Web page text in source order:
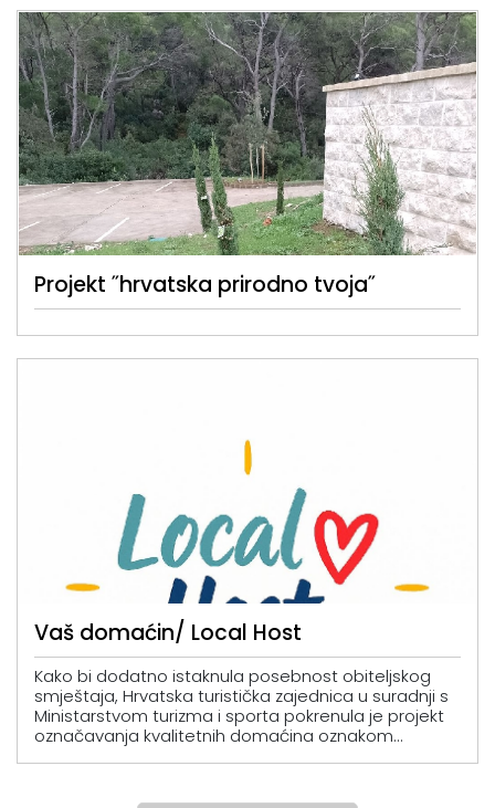
Projekt ˝hrvatska prirodno tvoja˝
Vaš domaćin/ Local Host
Kako bi dodatno istaknula posebnost obiteljskog
smještaja, Hrvatska turistička zajednica u suradnji s
Ministarstvom turizma i sporta pokrenula je projekt
označavanja kvalitetnih domaćina oznakom...